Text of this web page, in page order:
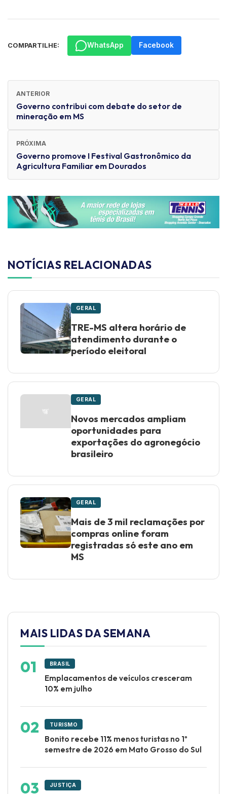
COMPARTILHE: WhatsApp Facebook
ANTERIOR
Governo contribui com debate do setor de
mineração em MS
PRÓXIMA
Governo promove I Festival Gastronômico da
Agricultura Familiar em Dourados
NOTÍCIAS RELACIONADAS
GERAL
TRE-MS altera horário de
atendimento durante o
período eleitoral
GERAL
Novos mercados ampliam
oportunidades para
exportações do agronegócio
brasileiro
GERAL
Mais de 3 mil reclamações por
compras online foram
registradas só este ano em
MS
MAIS LIDAS DA SEMANA
BRASIL
Emplacamentos de veículos cresceram
10% em julho
TURISMO
Bonito recebe 11% menos turistas no 1º
semestre de 2026 em Mato Grosso do Sul
JUSTIÇA